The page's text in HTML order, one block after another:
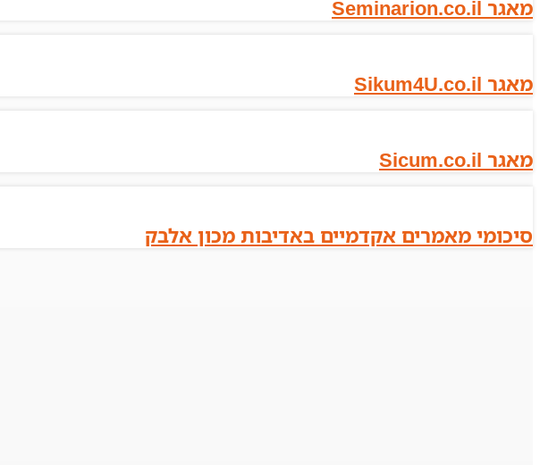
מאגר Seminarion.co.il
מאגר Sikum4U.co.il
מאגר Sicum.co.il
סיכומי מאמרים אקדמיים באדיבות מכון אלבק